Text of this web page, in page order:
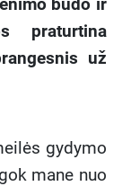
praturtina
už
gydymo
mane nuo